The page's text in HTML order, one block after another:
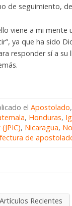
de seguimiento,
viene a mi mente
ya que ha sido
responder sí a su
el Apostolado,
, Honduras,
(JPIC), Nicaragua,
de
Artículos Recientes